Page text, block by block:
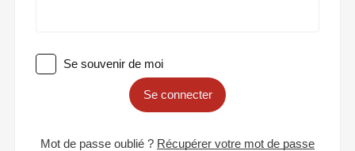
Se souvenir de moi
Se connecter
Mot de passe oublié ? Récupérer votre mot de passe